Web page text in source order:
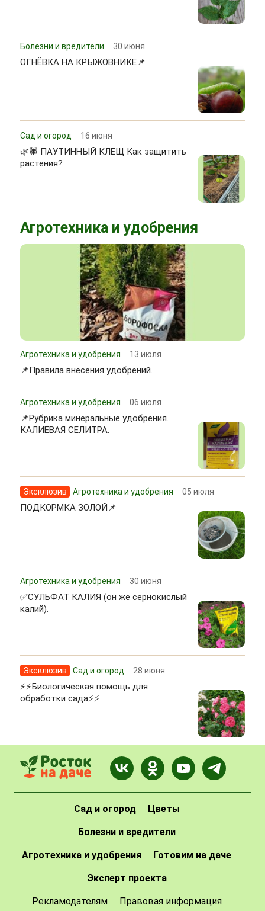
Болезни и вредители 30 июня
ОГНЁВКА НА КРЫЖОВНИКЕ📌
Сад и огород 16 июня
🌿🕷 ПАУТИННЫЙ КЛЕЩ Как защитить
растения?
Агротехника и удобрения
Агротехника и удобрения 13 июля
📌Правила внесения удобрений.
Агротехника и удобрения 06 июля
📌Рубрика минеральные удобрения.
КАЛИЕВАЯ СЕЛИТРА.
Эксклюзив Агротехника и удобрения 05 июля
ПОДКОРМКА ЗОЛОЙ📌
Агротехника и удобрения 30 июня
✅СУЛЬФАТ КАЛИЯ (он же сернокислый
калий).
Эксклюзив Сад и огород 28 июня
⚡⚡Биологическая помощь для
обработки сада⚡⚡
Сад и огород Цветы
Болезни и вредители
Агротехника и удобрения Готовим на даче
Эксперт проекта
Рекламодателям Правовая информация